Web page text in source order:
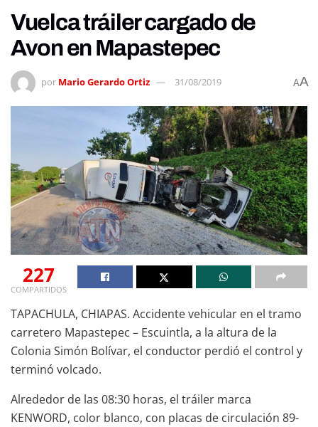
Vuelca tráiler cargado de
Avon en Mapastepec
por Mario Gerardo Ortiz 31/08/2019 AA
227
COMPARTIDOS
TAPACHULA, CHIAPAS. Accidente vehicular en el tramo
carretero Mapastepec – Escuintla, a la altura de la
Colonia Simón Bolívar, el conductor perdió el control y
terminó volcado.
Alrededor de las 08:30 horas, el tráiler marca
KENWORD, color blanco, con placas de circulación 89-